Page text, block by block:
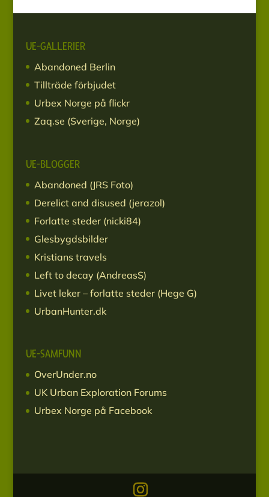
UE-GALLERIER
Abandoned Berlin
Tillträde förbjudet
Urbex Norge på flickr
Zaq.se (Sverige, Norge)
UE-BLOGGER
Abandoned (JRS Foto)
Derelict and disused (jerazol)
Forlatte steder (nicki84)
Glesbygdsbilder
Kristians travels
Left to decay (AndreasS)
Livet leker – forlatte steder (Hege G)
UrbanHunter.dk
UE-SAMFUNN
OverUnder.no
UK Urban Exploration Forums
Urbex Norge på Facebook